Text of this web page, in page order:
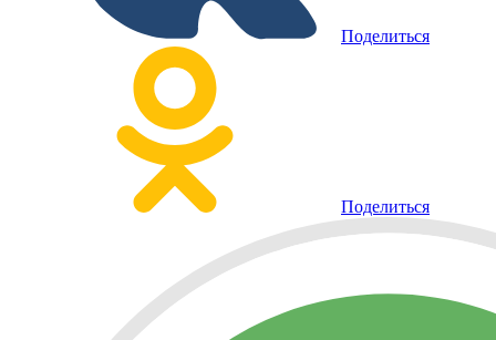
Поделиться
Поделиться